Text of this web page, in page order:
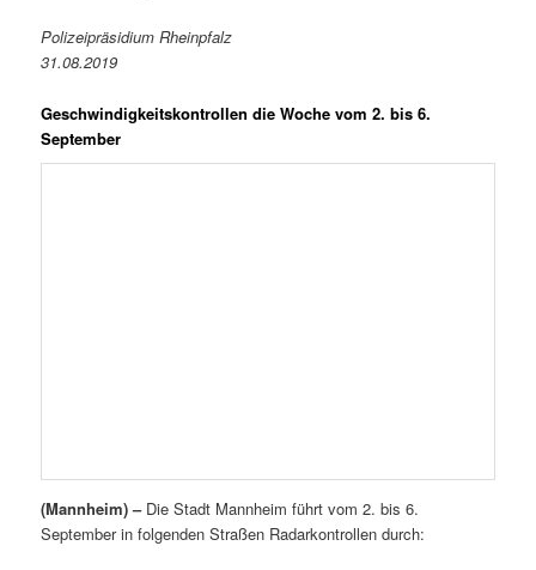
Polizeipräsidium Rheinpfalz
31.08.2019
Geschwindigkeitskontrollen die Woche vom 2. bis 6.
September
(Mannheim) – Die Stadt Mannheim führt vom 2. bis 6.
September in folgenden Straßen Radarkontrollen durch: